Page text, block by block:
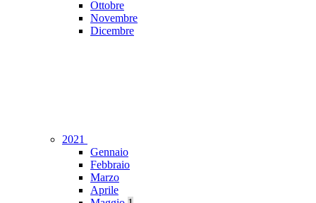
Ottobre
Novembre
Dicembre
2021
Gennaio
Febbraio
Marzo
Aprile